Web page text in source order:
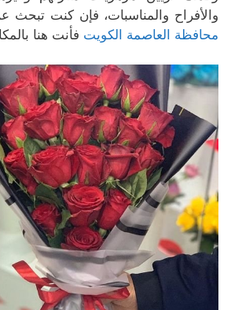
والأفراح والمناسبات، فإن كنت تبحث
محافظة العاصمة الكويت فأنت هنا